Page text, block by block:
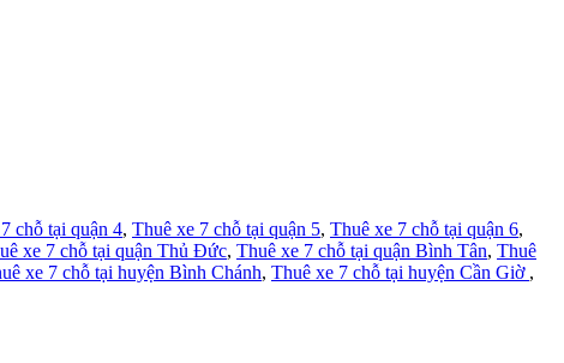
chỗ tại quận 4, Thuê xe 7 chỗ tại quận 5, Thuê xe 7 chỗ tại quận 6,
xe 7 chỗ tại quận Thủ Đức, Thuê xe 7 chỗ tại quận Bình Tân, Thuê
xe 7 chỗ tại huyện Bình Chánh, Thuê xe 7 chỗ tại huyện Cần Giờ ,